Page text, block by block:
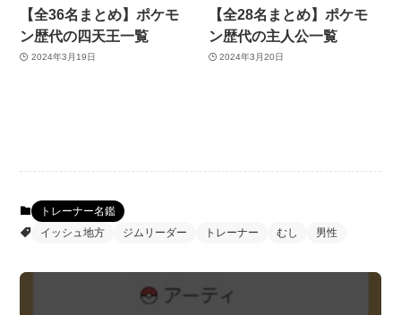
【全36名まとめ】ポケモ
ン歴代の四天王一覧
2024年3月19日
【全28名まとめ】ポケモ
ン歴代の主人公一覧
2024年3月20日
トレーナー名鑑
イッシュ地方
ジムリーダー トレーナー むし 男性